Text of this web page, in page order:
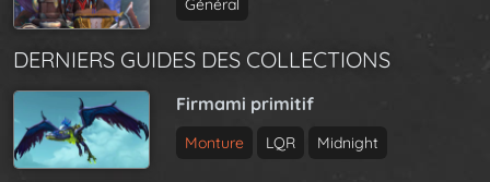
Général
DERNIERS GUIDES DES COLLECTIONS
Firmami primitif
Monture LQR Midnight